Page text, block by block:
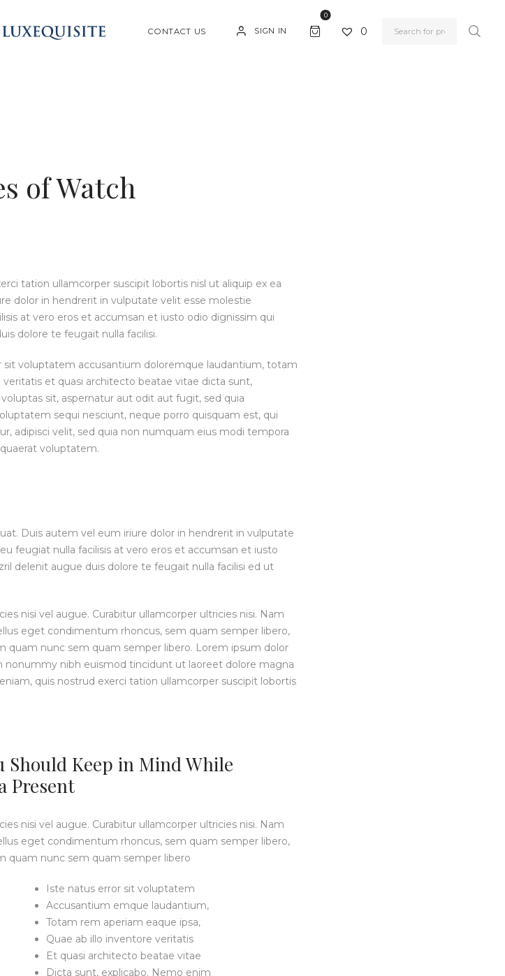
CONTACT US SIGN IN
0
0
SEARCH
US
of Watch
tation ullamcorper suscipit lobortis nisl ut aliquip ex ea
dolor in hendrerit in vulputate velit esse molestie
at vero eros et accumsan et iusto odio dignissim qui
dolore te feugait nulla facilisi.
sit voluptatem accusantium doloremque laudantium, totam
et quasi architecto beatae vitae dicta sunt,
sit, aspernatur aut odit aut fugit, sed quia
sequi nesciunt, neque porro quisquam est, qui
adipisci velit, sed quia non numquam eius modi tempora
voluptatem.
Duis autem vel eum iriure dolor in hendrerit in vulputate
feugiat nulla facilisis at vero eros et accumsan et iusto
delenit augue duis dolore te feugait nulla facilisi ed ut
nisi vel augue. Curabitur ullamcorper ultricies nisi. Nam
eget condimentum rhoncus, sem quam semper libero,
quam nunc sem quam semper libero. Lorem ipsum dolor
nonummy nibh euismod tincidunt ut laoreet dolore magna
quis nostrud exerci tation ullamcorper suscipit lobortis
Should Keep in Mind While
Present
nisi vel augue. Curabitur ullamcorper ultricies nisi. Nam
eget condimentum rhoncus, sem quam semper libero,
quam nunc sem quam semper libero
Iste natus error sit voluptatem
Accusantium emque laudantium,
Totam rem aperiam eaque ipsa,
Quae ab illo inventore veritatis
Et quasi architecto beatae vitae
Dicta sunt, explicabo. Nemo enim